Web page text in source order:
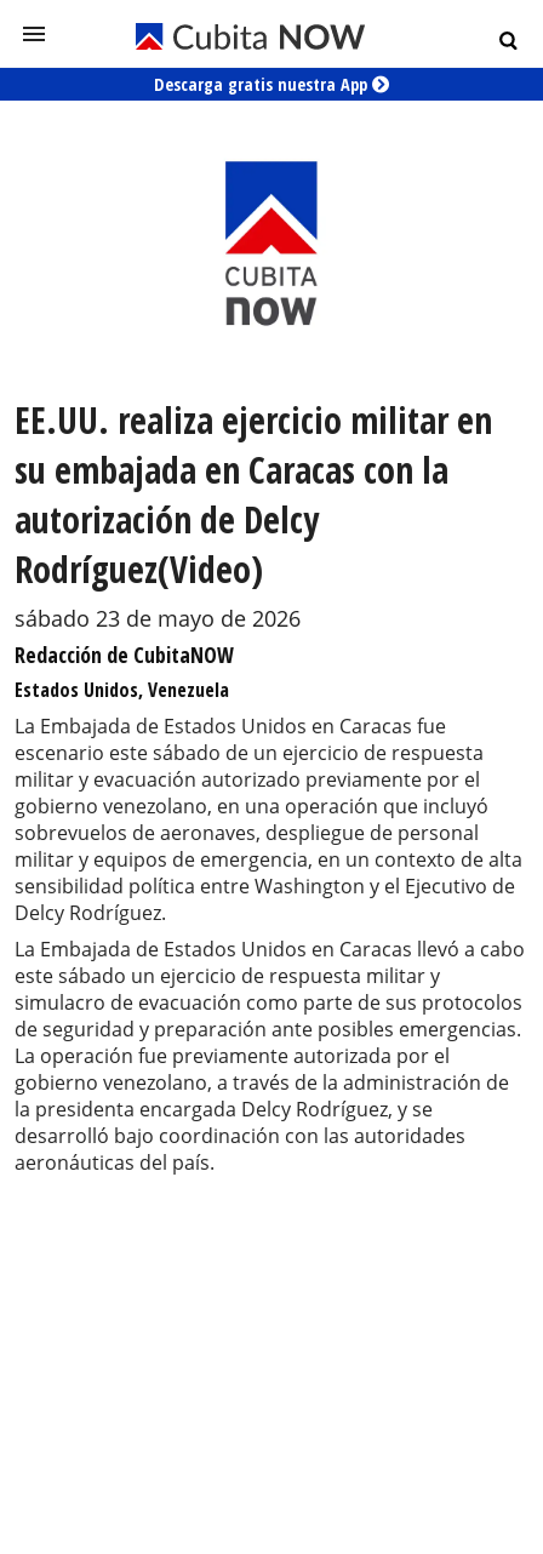
Descarga gratis nuestra App
EE.UU. realiza ejercicio militar en
su embajada en Caracas con la
autorización de Delcy
Rodríguez(Video)
sábado 23 de mayo de 2026
Redacción de CubitaNOW
Estados Unidos, Venezuela
La Embajada de Estados Unidos en Caracas fue
escenario este sábado de un ejercicio de respuesta
militar y evacuación autorizado previamente por el
gobierno venezolano, en una operación que incluyó
sobrevuelos de aeronaves, despliegue de personal
militar y equipos de emergencia, en un contexto de alta
sensibilidad política entre Washington y el Ejecutivo de
Delcy Rodríguez.
La Embajada de Estados Unidos en Caracas llevó a cabo
este sábado un ejercicio de respuesta militar y
simulacro de evacuación como parte de sus protocolos
de seguridad y preparación ante posibles emergencias.
La operación fue previamente autorizada por el
gobierno venezolano, a través de la administración de
la presidenta encargada Delcy Rodríguez, y se
desarrolló bajo coordinación con las autoridades
aeronáuticas del país.